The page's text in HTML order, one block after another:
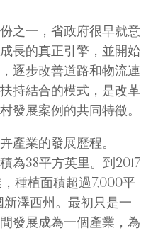
之一，省政府很早就意
長的真正引擎，並開始
逐步改善道路和物流連
持結合的模式，是改革
發展案例的共同特徵。
產業的發展歷程。
為38平方英里。到2017
種植面積超過7,000平
澤西州。最初只是一
發展成為一個產業，為